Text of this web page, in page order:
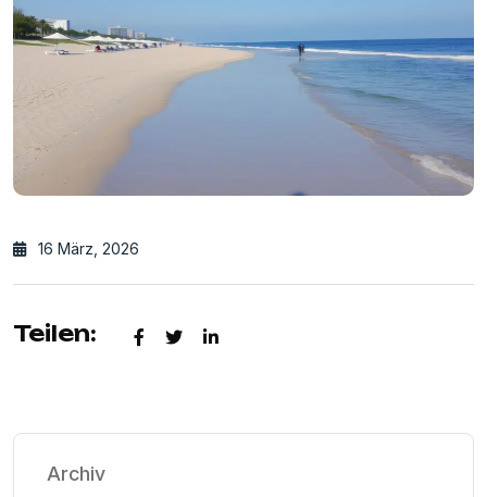
16 März, 2026
Teilen:
Archiv